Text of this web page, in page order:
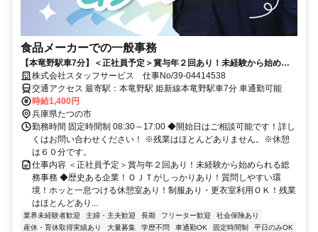
食品メーカーでの一般事務
【本竜野駅車7分】＜正社員予定＞賞与年２回あり！未経験から始めら
れる総務事務 直接雇用実績あり！
株式会社スタッフサービス 仕事No/39-04414538
交通アクセス 最寄駅：本竜野駅 姫新線本竜野駅車7分 車通勤可能
時給1,400円
兵庫県たつの市
勤務時間 固定時間制 08:30～17:00 ◆開始日はご相談可能です！詳し
くはお問い合わせください！ ※残業はほとんどありません。※休憩
は６０分です。
仕事内容 ＜正社員予定＞賞与年２回あり！未経験から始められる総
務事務 ◆歴史ある企業！ＯＪＴがしっかりあり！質問しやすい環
境！ホッと一息つける休憩室あり！制服あり・更衣室利用ＯＫ！残業
はほとんどあり...
業界未経験者歓迎 主婦・主夫歓迎 長期 フリーター歓迎
社会保険あり
産休・育休取得実績あり
大量募集 学歴不問 車通勤OK 固定時間制
平日のみOK